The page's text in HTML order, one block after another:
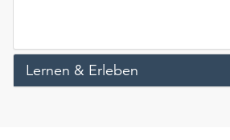
Lernen & Erleben